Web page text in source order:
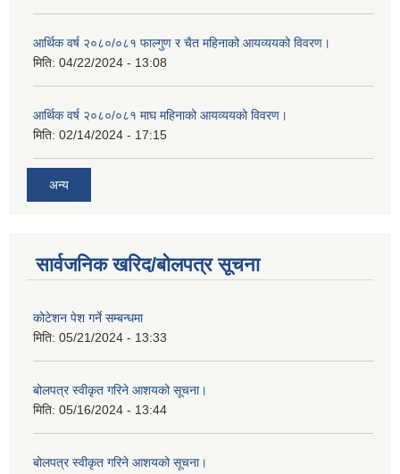
आर्थिक वर्ष २०८०/०८१ फाल्गुण र चैत महिनाको आयव्ययको विवरण।
मिति: 04/22/2024 - 13:08
आर्थिक वर्ष २०८०/०८१ माघ महिनाको आयव्ययको विवरण।
मिति: 02/14/2024 - 17:15
अन्य
सार्वजनिक खरिद/बोलपत्र सूचना
कोटेशन पेश गर्ने सम्बन्धमा
मिति: 05/21/2024 - 13:33
बोलपत्र स्वीकृत गरिने आशयको सूचना।
मिति: 05/16/2024 - 13:44
बोलपत्र स्वीकृत गरिने आशयको सूचना।